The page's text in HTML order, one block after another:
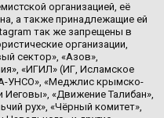
организацией, её
а также принадлежащие ей
так же запрещены в
организации,
сектор», «Азов»,
«ИГИЛ» (ИГ, Исламское
УНСО», «Меджлис крымско-
Иеговы», «Движение Талибан»,
рух», «Чёрный комитет»,